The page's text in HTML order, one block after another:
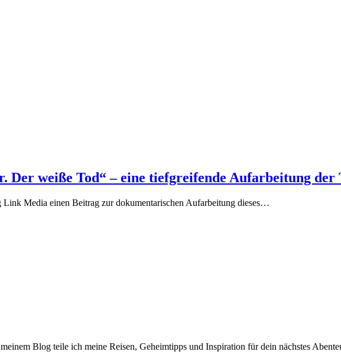
weiße Tod“ – eine tiefgreifende Aufarbeitung der
Media einen Beitrag zur dokumentarischen Aufarbeitung dieses…
Blog teile ich meine Reisen, Geheimtipps und Inspiration für dein nächstes